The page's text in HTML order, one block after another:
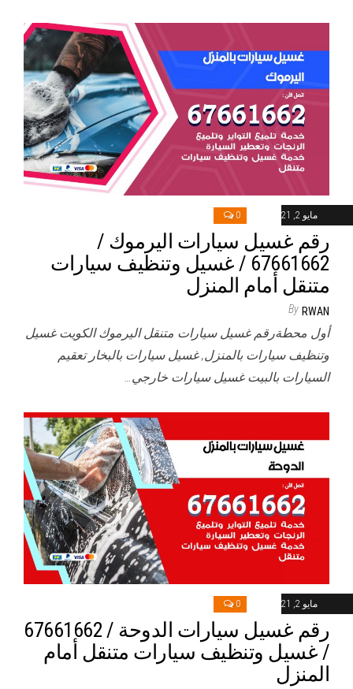
مايو 2, 2021 0
رقم غسيل سيارات اليرموك /
67661662 / غسيل وتنظيف سيارات
متنقل أمام المنزل
By RWAN
أول محطةرقم غسيل سيارات متنقل اليرموك الكويت غسيل
وتنظيف سيارات بالمنزل, غسيل سيارات بالبخار تعقيم
السيارات بالبيت غسيل سيارات خارجي…
مايو 2, 2021 0
رقم غسيل سيارات الدوحة / 67661662
/ غسيل وتنظيف سيارات متنقل أمام
المنزل